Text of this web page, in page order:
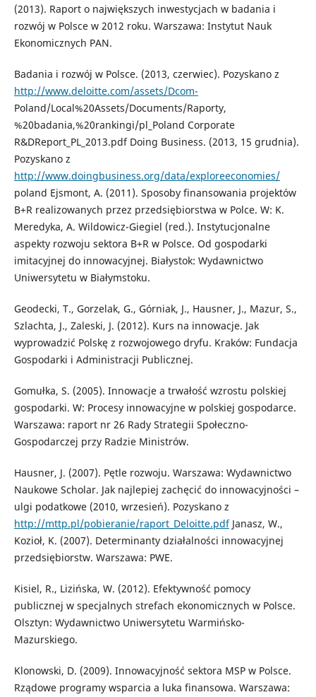
(2013). Raport o największych inwestycjach w badania i
rozwój w Polsce w 2012 roku. Warszawa: Instytut Nauk
Ekonomicznych PAN.
Badania i rozwój w Polsce. (2013, czerwiec). Pozyskano z
http://www.deloitte.com/assets/Dcom-
Poland/Local%20Assets/Documents/Raporty,
%20badania,%20rankingi/pl_Poland Corporate
R&DReport_PL_2013.pdf Doing Business. (2013, 15 grudnia).
Pozyskano z
http://www.doingbusiness.org/data/exploreeconomies/
poland Ejsmont, A. (2011). Sposoby finansowania projektów
B+R realizowanych przez przedsiębiorstwa w Polce. W: K.
Meredyka, A. Wildowicz-Giegiel (red.). Instytucjonalne
aspekty rozwoju sektora B+R w Polsce. Od gospodarki
imitacyjnej do innowacyjnej. Białystok: Wydawnictwo
Uniwersytetu w Białymstoku.
Geodecki, T., Gorzelak, G., Górniak, J., Hausner, J., Mazur, S.,
Szlachta, J., Zaleski, J. (2012). Kurs na innowacje. Jak
wyprowadzić Polskę z rozwojowego dryfu. Kraków: Fundacja
Gospodarki i Administracji Publicznej.
Gomułka, S. (2005). Innowacje a trwałość wzrostu polskiej
gospodarki. W: Procesy innowacyjne w polskiej gospodarce.
Warszawa: raport nr 26 Rady Strategii Społeczno-
Gospodarczej przy Radzie Ministrów.
Hausner, J. (2007). Pętle rozwoju. Warszawa: Wydawnictwo
Naukowe Scholar. Jak najlepiej zachęcić do innowacyjności –
ulgi podatkowe (2010, wrzesień). Pozyskano z
http://mttp.pl/pobieranie/raport_Deloitte.pdfJanasz, W.,
Kozioł, K. (2007). Determinanty działalności innowacyjnej
przedsiębiorstw. Warszawa: PWE.
Kisiel, R., Lizińska, W. (2012). Efektywność pomocy
publicznej w specjalnych strefach ekonomicznych w Polsce.
Olsztyn: Wydawnictwo Uniwersytetu Warmińsko-
Mazurskiego.
Klonowski, D. (2009). Innowacyjność sektora MSP w Polsce.
Rządowe programy wsparcia a luka finansowa. Warszawa: